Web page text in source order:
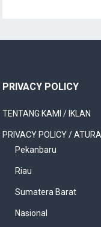
PRIVACY POLICY
TENTANG KAMI / IKLAN
PRIVACY POLICY /
Pekanbaru
Riau
Sumatera Barat
Nasional